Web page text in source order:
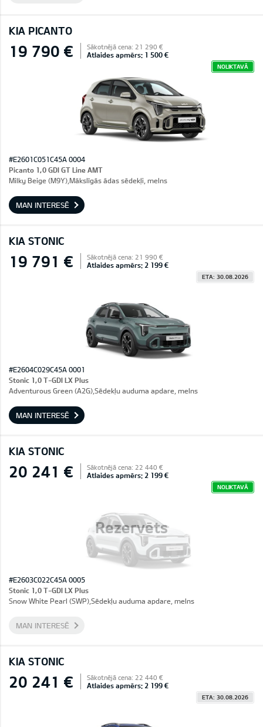
KIA PICANTO
19 790 € Sākotnējā cena: 21 290 €
Atlaides apmērs: 1 500 €
NOLIKTAVĀ
#E2601C051C45A 0004
Picanto 1,0 GDI GT Line AMT
Milky Beige (M9Y),Mākslīgās ādas sēdekļi, melns
MAN INTERESĒ
KIA STONIC
19 791 € Sākotnējā cena: 21 990 €
Atlaides apmērs: 2 199 €
ETA: 30.08.2026
#E2604C029C45A 0001
Stonic 1,0 T-GDI LX Plus
Adventurous Green (A2G),Sēdekļu auduma apdare, melns
MAN INTERESĒ
KIA STONIC
Rezervēts
20 241 € Sākotnējā cena: 22 440 €
Atlaides apmērs: 2 199 €
NOLIKTAVĀ
#E2603C022C45A 0005
Stonic 1,0 T-GDI LX Plus
Snow White Pearl (SWP),Sēdekļu auduma apdare, melns
MAN INTERESĒ
KIA STONIC
20 241 € Sākotnējā cena: 22 440 €
Atlaides apmērs: 2 199 €
ETA: 30.08.2026